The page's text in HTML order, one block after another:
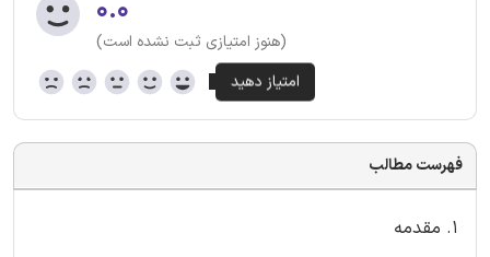
۰.۰
(هنوز امتیازی ثبت نشده است)
فهرست مطالب
۱. مقدمه